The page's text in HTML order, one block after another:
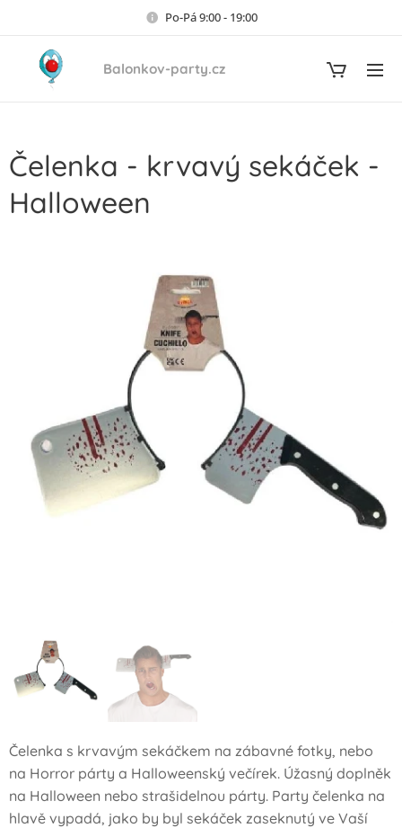
Po-Pá 9:00 - 19:00
Balonkov-party.cz
Čelenka - krvavý sekáček -
Halloween
Čelenka s krvavým sekáčkem na zábavné fotky, nebo
na Horror párty a Halloweenský večírek. Úžasný doplněk
na Halloween nebo strašidelnou párty. Party čelenka na
hlavě vypadá, jako by byl sekáček zaseknutý ve Vaší